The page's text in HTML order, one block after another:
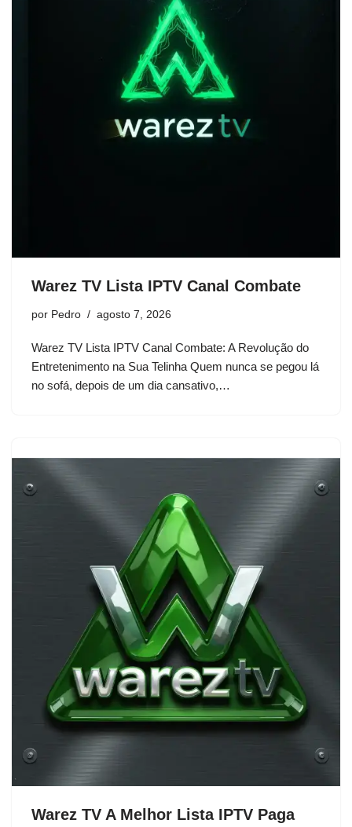
Warez TV Lista IPTV Canal Combate
por Pedro agosto 7, 2026
Warez TV Lista IPTV Canal Combate: A Revolução do
Entretenimento na Sua Telinha Quem nunca se pegou lá
no sofá, depois de um dia cansativo,…
Warez TV A Melhor Lista IPTV Paga